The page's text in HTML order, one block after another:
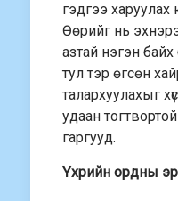
гэдгээ
Өөрийг нь
азтай нэгэн
тул тэр өгсөн
талархуулахыг
удаан
гаргууд.
Үхрийн ордны